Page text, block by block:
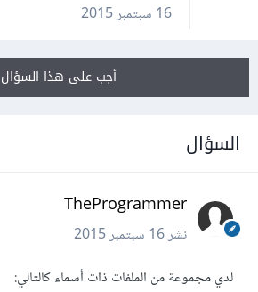
16 سبتمبر 2015
أجب على هذا السؤال
السؤال
TheProgrammer
نشر16 سبتمبر 2015
لدي مجموعة من الملفات ذات أسماء كالتالي: